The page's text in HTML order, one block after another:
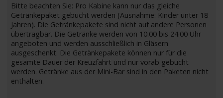
Bitte beachten Sie: Pro Kabine kann nur das gleiche
Getränkepaket gebucht werden (Ausnahme: Kinder unter 18
Jahren). Die Getränkepakete sind nicht auf andere Personen
übertragbar. Die Getränke werden von 10.00 bis 24.00 Uhr
angeboten und werden ausschließlich in Gläsern
ausgeschenkt. Die Getränkepakete können nur für die
gesamte Dauer der Kreuzfahrt und nur vorab gebucht
werden. Getränke aus der Mini-Bar sind in den Paketen nicht
enthalten.